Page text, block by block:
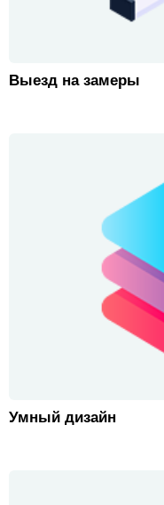
Выезд на замеры
Умный дизайн